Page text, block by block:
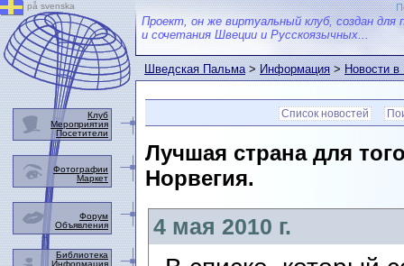
Проект, он же виртуальный клуб, создан для
и сочетания Швеции и Русскоязычных...
Шведская Пальма>Информация>Новости
Список новостей
Лучшая страна для
Норвегия.
4 мая 2010 г.
på svenska
Клуб
Мероприятия
Посетители
Фотографии
Маркет
Форум
Объявления
Библиотека
Информация